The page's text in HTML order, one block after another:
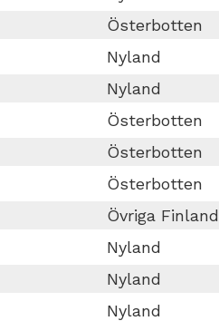
Österbotten
Nyland
Nyland
Österbotten
Österbotten
Österbotten
Övriga Finland
Nyland
Nyland
Nyland